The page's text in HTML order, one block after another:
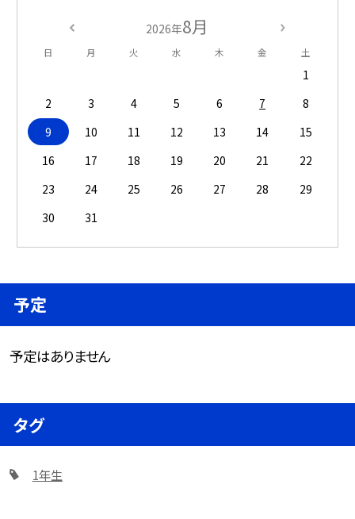
2026年8月
日 月 火 水 木 金 土
1
2
3 4 5 6 7
8
9
10 11 12 13 14
15
16
17 18 19 20 21
22
23
24 25 26 27 28
29
30
31
予定
予定はありません
タグ
1年生